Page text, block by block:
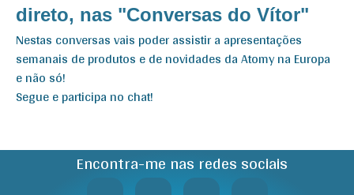
direto, nas "Conversas do Vítor"
Nestas conversas vais poder assistir a apresentações
semanais de produtos e de novidades da Atomy na Europa
e não só!
Segue e participa no chat!
Encontra-me nas redes sociais